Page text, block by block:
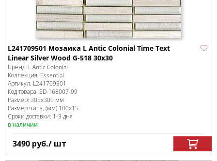
L241709501 Мозаика L Antic Colonial Time Text
Linear Silver Wood G-518 30x30
Бренд: L Antic Colonial
Коллекция: Essential
Артикул: L241709501
Код товара: SD-168007-99
Размер: 305x300 мм
Размер чипа, (мм) 100x15
Сроки доставки: 1-3 дня
в наличии
3490 руб./ шт